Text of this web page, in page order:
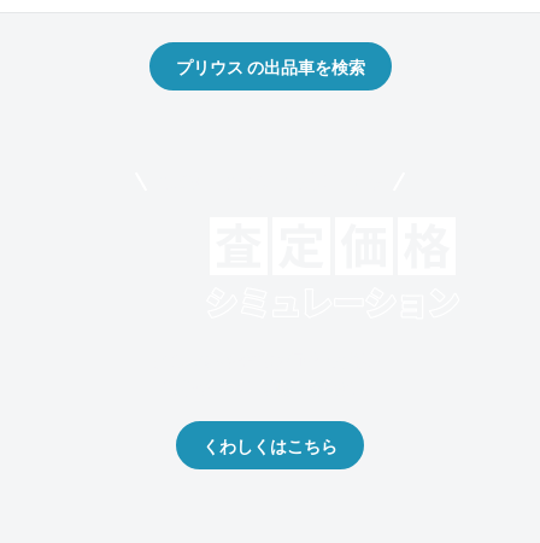
プリウス の出品車を検索
くわしくはこちら